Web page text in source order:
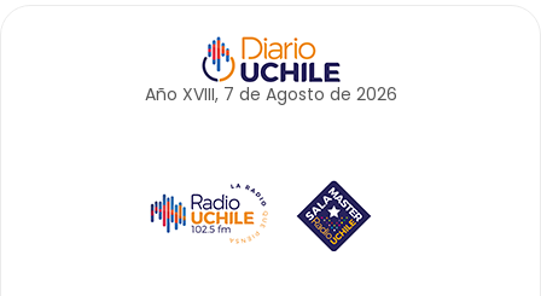
Año XVIII, 7 de Agosto de 2026